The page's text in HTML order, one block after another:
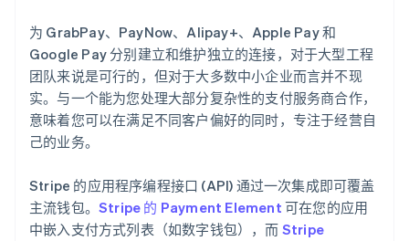
为 GrabPay、PayNow、Alipay+、Apple Pay 和
Google Pay 分别建立和维护独立的连接，对于大型工程
团队来说是可行的，但对于大多数中小企业而言并不现
实。与一个能为您处理大部分复杂性的支付服务商合作，
意味着您可以在满足不同客户偏好的同时，专注于经营自
己的业务。
Stripe 的应用程序编程接口 (API) 通过一次集成即可覆盖
主流钱包。 Stripe 的 Payment Element 可在您的应用
中嵌入支付方式列表（如数字钱包），而 Stripe